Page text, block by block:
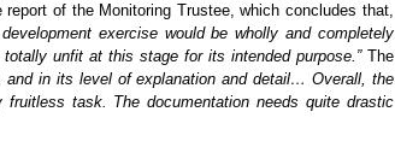
of the Monitoring Trustee, which concludes that,
exercise would be wholly and completely
unfit at this stage for its intended purpose.”The
and in its level of explanation and detail… Overall, the
task. The documentation needs quite drastic